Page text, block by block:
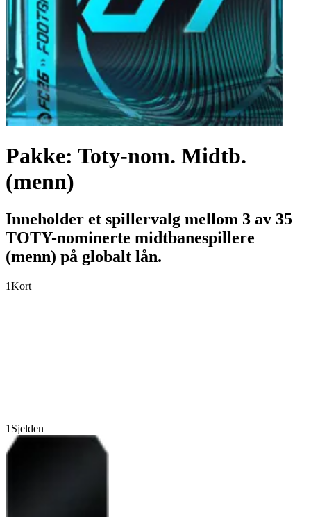
Pakke: Toty-nom. Midtb.
(menn)
Inneholder et spillervalg mellom 3 av 35
TOTY-nominerte midtbanespillere
(menn) på globalt lån.
1Kort
1 Sjelden